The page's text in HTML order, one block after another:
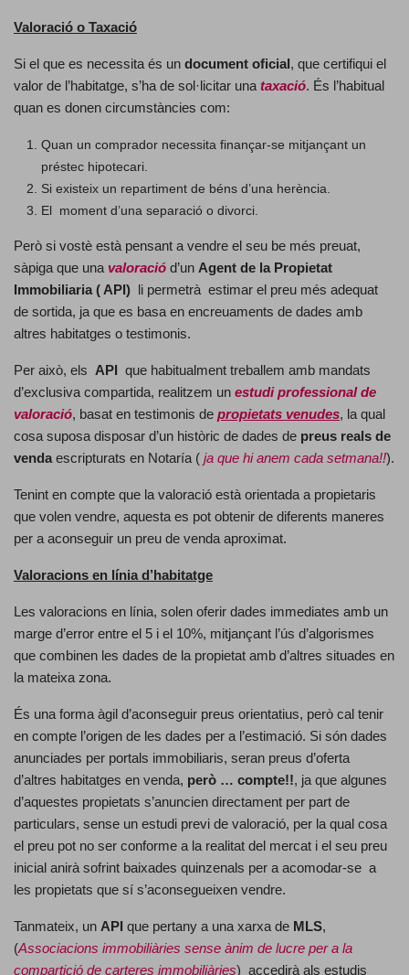
Valoració o Taxació
Si el que es necessita és un document oficial, que certifiqui el
valor de l’habitatge, s’ha de sol·licitar una taxació. És l’habitual
quan es donen circumstàncies com:
Quan un comprador necessita finançar-se mitjançant un
préstec hipotecari.
Si existeix un repartiment de béns d’una herència.
El moment d’una separació o divorci.
Però si vostè està pensant a vendre el seu be més preuat,
sàpiga que una valoració d’un Agent de la Propietat
Immobiliaria ( API) li permetrà estimar el preu més adequat
de sortida, ja que es basa en encreuaments de dades amb
altres habitatges o testimonis.
Per això, els API que habitualment treballem amb mandats
d’exclusiva compartida, realitzem un estudi professional de
valoració, basat en testimonis de propietats venudes, la qual
cosa suposa disposar d’un històric de dades de preus reals de
venda escripturats en Notaría ( ja que hi anem cada setmana!!).
Tenint en compte que la valoració està orientada a propietaris
que volen vendre, aquesta es pot obtenir de diferents maneres
per a aconseguir un preu de venda aproximat.
Valoracions en línia d’habitatge
Les valoracions en línia, solen oferir dades immediates amb un
marge d’error entre el 5 i el 10%, mitjançant l’ús d’algorismes
que combinen les dades de la propietat amb d’altres situades en
la mateixa zona.
És una forma àgil d’aconseguir preus orientatius, però cal tenir
en compte l’origen de les dades per a l’estimació. Si són dades
anunciades per portals immobiliaris, seran preus d’oferta
d’altres habitatges en venda, però … compte!!, ja que algunes
d’aquestes propietats s’anuncien directament per part de
particulars, sense un estudi previ de valoració, per la qual cosa
el preu pot no ser conforme a la realitat del mercat i el seu preu
inicial anirà sofrint baixades quinzenals per a acomodar-se a
les propietats que sí s’aconsegueixen vendre.
Tanmateix, un API que pertany a una xarxa de MLS,
(Associacions immobiliàries sense ànim de lucre per a la
compartició de carteres immobiliàries) accedirà als estudis